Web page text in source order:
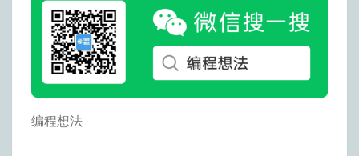
编程想法